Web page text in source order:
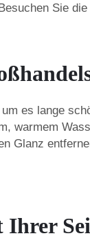
Sie
es lange
warmem
Glanz